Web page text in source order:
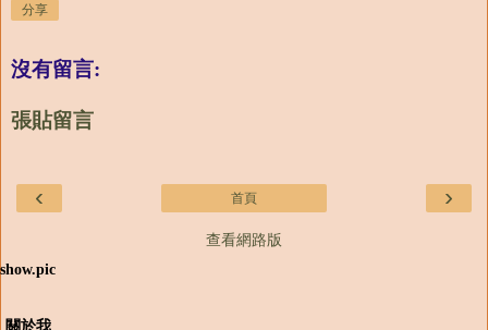
分享
沒有留言:
張貼留言
‹ ›
首頁
查看網路版
show.pic
關於我